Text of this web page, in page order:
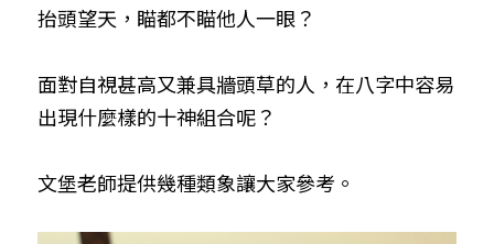
抬頭望天，瞄都不瞄他人一眼？
面對自視甚高又兼具牆頭草的人，在八字中容易
出現什麼樣的十神組合呢？
文堡老師提供幾種類象讓大家參考。